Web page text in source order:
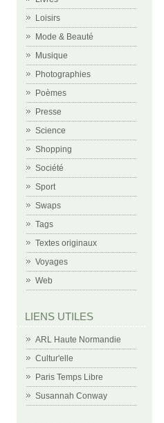
Loisirs
Mode & Beauté
Musique
Photographies
Poèmes
Presse
Science
Shopping
Société
Sport
Swaps
Tags
Textes originaux
Voyages
Web
LIENS UTILES
ARL Haute Normandie
Cultur'elle
Paris Temps Libre
Susannah Conway